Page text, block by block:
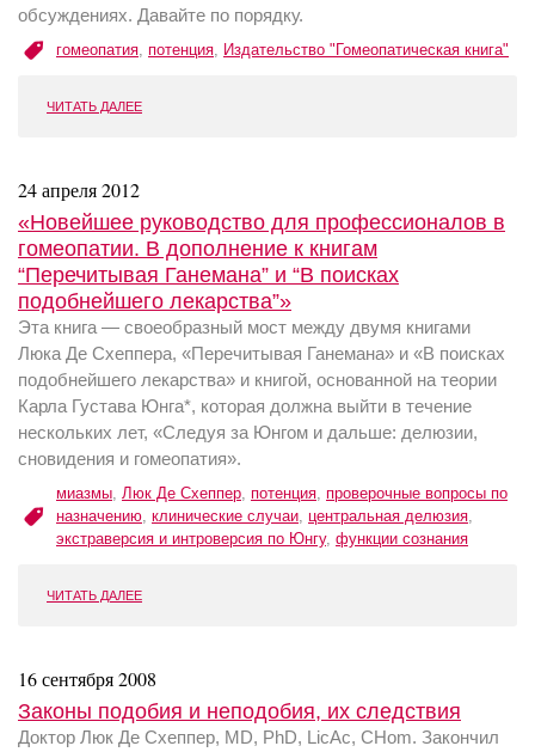
обсуждениях. Давайте по порядку.
гомеопатия, потенция, Издательство "Гомеопатическая книга"
ЧИТАТЬ ДАЛЕЕ
24 апреля 2012
«Новейшее руководство для профессионалов в
гомеопатии. В дополнение к книгам
“Перечитывая Ганемана” и “В поисках
подобнейшего лекарства”»
Эта книга — своеобразный мост между двумя книгами
Люка Де Схеппера, «Перечитывая Ганемана» и «В поисках
подобнейшего лекарства» и книгой, основанной на теории
Карла Густава Юнга*, которая должна выйти в течение
нескольких лет, «Следуя за Юнгом и дальше: делюзии,
сновидения и гомеопатия».
миазмы, Люк Де Схеппер, потенция, проверочные вопросы по
назначению, клинические случаи, центральная делюзия,
экстраверсия и интроверсия по Юнгу, функции сознания
ЧИТАТЬ ДАЛЕЕ
16 сентября 2008
Законы подобия и неподобия, их следствия
Доктор Люк Де Схеппер, MD, PhD, LicAc, CHom. Закончил